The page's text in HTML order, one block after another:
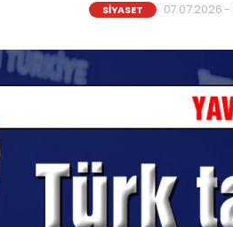
SIYASET 07.07.2026